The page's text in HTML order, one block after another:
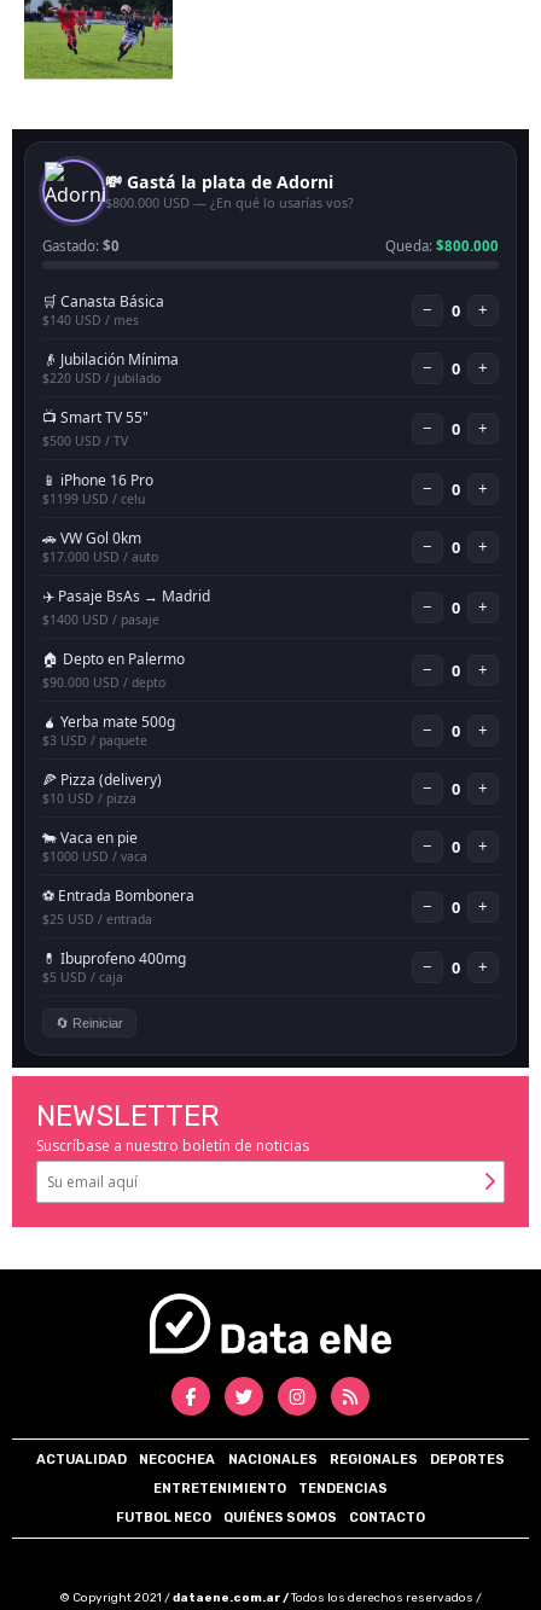
NEWSLETTER
Suscríbase a nuestro boletín de noticias
ACTUALIDAD NECOCHEA NACIONALES REGIONALES
DEPORTES
ENTRETENIMIENTO
TENDENCIAS
FUTBOL NECO
QUIÉNES SOMOS CONTACTO
© Copyright 2021 /dataene.com.ar /Todos los derechos reservados /